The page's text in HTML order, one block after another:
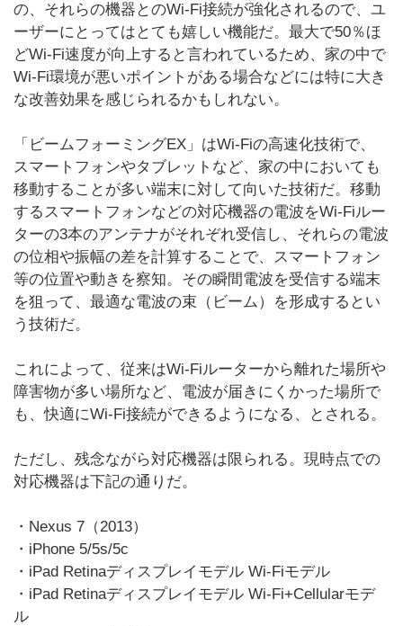
の、それらの機器とのWi-Fi接続が強化されるので、ユ
ーザーにとってはとても嬉しい機能だ。最大で50％ほ
どWi-Fi速度が向上すると言われているため、家の中で
Wi-Fi環境が悪いポイントがある場合などには特に大き
な改善効果を感じられるかもしれない。
「ビームフォーミングEX」はWi-Fiの高速化技術で、
スマートフォンやタブレットなど、家の中においても
移動することが多い端末に対して向いた技術だ。移動
するスマートフォンなどの対応機器の電波をWi-Fiルー
ターの3本のアンテナがそれぞれ受信し、それらの電波
の位相や振幅の差を計算することで、スマートフォン
等の位置や動きを察知。その瞬間電波を受信する端末
を狙って、最適な電波の束（ビーム）を形成するとい
う技術だ。
これによって、従来はWi-Fiルーターから離れた場所や
障害物が多い場所など、電波が届きにくかった場所で
も、快適にWi-Fi接続ができるようになる、とされる。
ただし、残念ながら対応機器は限られる。現時点での
対応機器は下記の通りだ。
・Nexus 7（2013）
・iPhone 5/5s/5c
・iPad Retinaディスプレイモデル Wi-Fiモデル
・iPad Retinaディスプレイモデル Wi-Fi+Cellularモデ
ル